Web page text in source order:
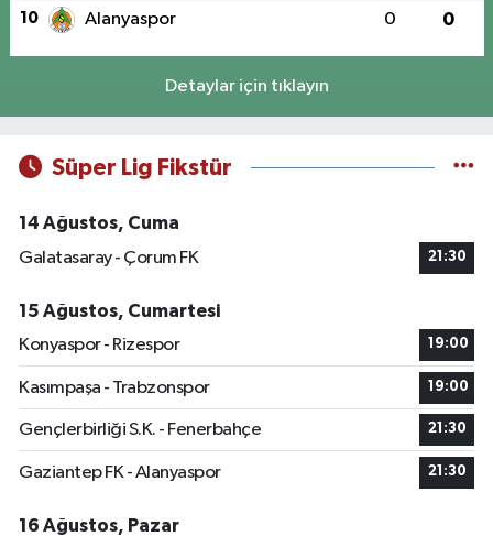
10 Alanyaspor 0 0
Detaylar için tıklayın
Süper Lig Fikstür
14 Ağustos, Cuma
Galatasaray - Çorum FK
21:30
15 Ağustos, Cumartesi
Konyaspor - Rizespor
19:00
Kasımpaşa - Trabzonspor 19:00
Gençlerbirliği S.K. - Fenerbahçe 21:30
Gaziantep FK - Alanyaspor 21:30
16 Ağustos, Pazar